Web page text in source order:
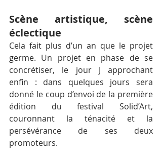
Scène artistique, scène
éclectique
Cela fait plus d’un an que le projet
germe. Un projet en phase de se
concrétiser, le jour J approchant
enfin : dans quelques jours sera
donné le coup d’envoi de la première
édition du festival Solid’Art,
couronnant la ténacité et la
persévérance de ses deux
promoteurs.